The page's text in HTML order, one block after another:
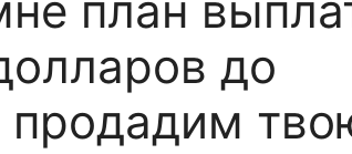
до
продадим